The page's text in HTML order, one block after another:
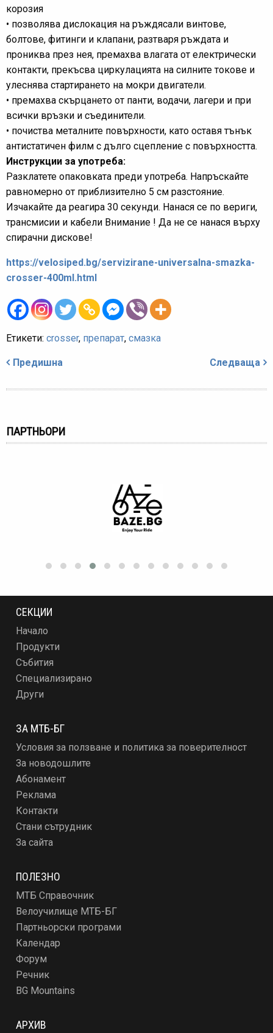
корозия
• позволява дислокация на ръждясали винтове,
болтове, фитинги и клапани, разтваря ръждата и
прониква през нея, премахва влагата от електрически
контакти, прекъсва циркулацията на силните токове и
улеснява стартирането на мокри двигатели.
• премахва скърцането от панти, водачи, лагери и при
всички връзки и съединители.
• почиства металните повърхности, като оставя тънък
антистатичен филм с дълго сцепление с повърхността.
Инструкции за употреба:
Разклатете опаковката преди употреба. Напръскайте
равномерно от приблизително 5 см разстояние.
Изчакайте да реагира 30 секунди. Нанася се по вериги,
трансмисии и кабели Внимание ! Да не се нанася върху
спирачни дискове!
https://velosiped.bg/servizirane-universalna-smazka-
crosser-400ml.html
Етикети: crosser, препарат, смазка
Предишна Следваща
ПАРТНЬОРИ
СЕКЦИИ
Начало
Продукти
Събития
Специализирано
Други
ЗА МТБ-БГ
Условия за ползване и политика за поверителност
За новодошлите
Абонамент
Реклама
Контакти
Стани сътрудник
За сайта
ПОЛЕЗНО
МТБ Справочник
Велоучилище МТБ-БГ
Партньорски програми
Календар
Форум
Речник
BG Mountains
АРХИВ